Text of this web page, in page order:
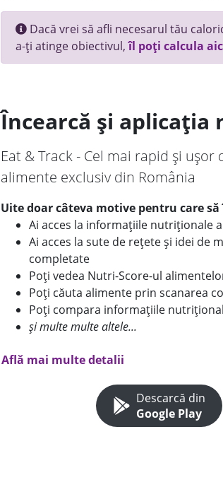
Dacă vrei să afli necesarul tău
a-ți atinge obiectivul,îl poți calcula
Încearcă și aplicația
Eat & Track - Cel mai rapid și
alimente exclusiv din România
Uite doar câteva motive pentru care
Ai acces la informațiile nutriționale
Ai acces la sute de rețete și idei de
completate
Poți vedea Nutri-Score-ul
Poți căuta alimente prin scanarea
Poți compara informațiile
și multe multe altele...
Află mai multe detalii
Descarcă din
Google Play